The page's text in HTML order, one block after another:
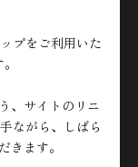
プをご利用いた
、サイトのリニ
ながら、しばら
きます。